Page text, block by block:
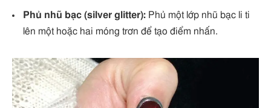
Phủ nhũ bạc (silver glitter): Phủ một lớp nhũ bạc li ti
lên một hoặc hai móng trơn để tạo điểm nhấn.